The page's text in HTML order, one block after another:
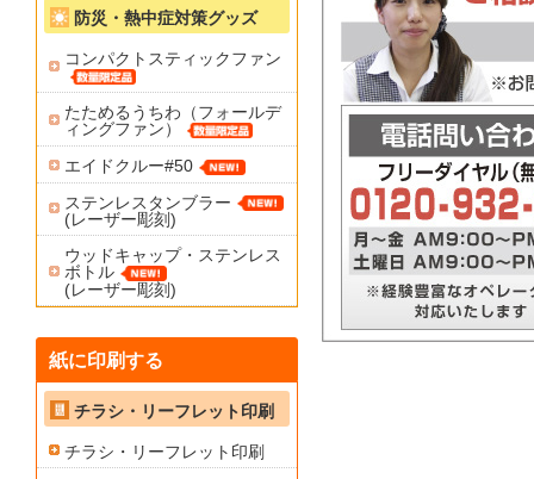
防災・熱中症対策グッズ
コンパクトスティックファン
たためるうちわ（フォールデ
ィングファン）
エイドクルー#50
ステンレスタンブラー
(レーザー彫刻)
ウッドキャップ・ステンレス
ボトル
(レーザー彫刻)
紙に印刷する
チラシ・リーフレット印刷
チラシ・リーフレット印刷